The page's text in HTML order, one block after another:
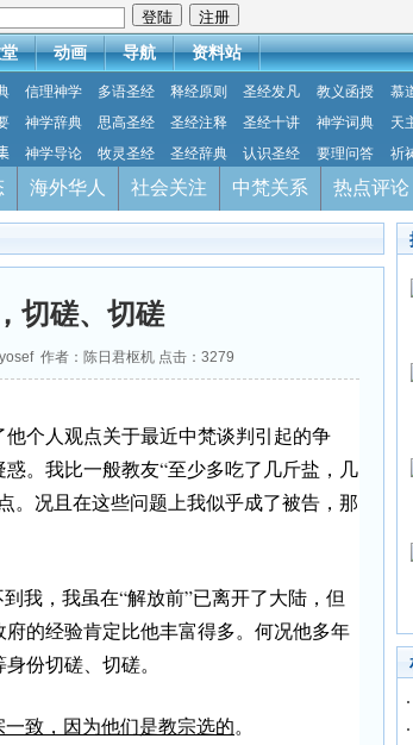
动画 导航 资料站
信理神学 多语圣经 释经原则 圣经发凡 教义函授 慕
神学辞典 思高圣经 圣经注释 圣经十讲 神学词典 天
神学导论 牧灵圣经 圣经辞典 认识圣经 要理问答 祈
海外华人 社会关注 中梵关系 热点评论
切磋、切磋
作者：陈日君枢机 点击： 3279
个人观点关于最近中梵谈判引起的争
。我比一般教友“至少多吃了几斤盐，几
。况且在这些问题上我似乎成了被告，那
我，我虽在“解放前”已离开了大陆，但
的经验肯定比他丰富得多。何况他多年
份切磋、切磋。
致，因为他们是教宗选的。